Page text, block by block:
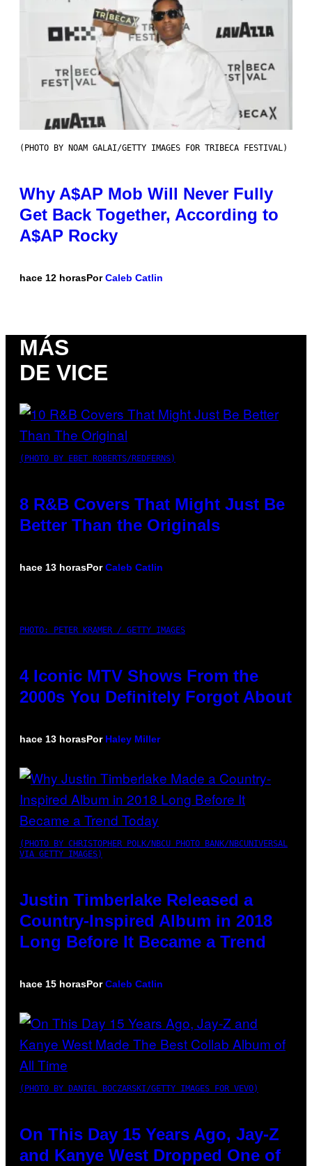
(PHOTO BY NOAM GALAI/GETTY IMAGES FOR TRIBECA FESTIVAL)
Why A$AP Mob Will Never Fully
Get Back Together, According to
A$AP Rocky
hace 12 horasPorCaleb Catlin
MÁS
DE VICE
(PHOTO BY EBET ROBERTS/REDFERNS)
8 R&B Covers That Might Just Be
Better Than the Originals
hace 13 horasPorCaleb Catlin
PHOTO: PETER KRAMER / GETTY IMAGES
4 Iconic MTV Shows From the
2000s You Definitely Forgot About
hace 13 horasPor Haley Miller
(PHOTO BY CHRISTOPHER POLK/NBCU PHOTO BANK/NBCUNIVERSAL
VIA GETTY IMAGES)
Justin Timberlake Released a
Country-Inspired Album in 2018
Long Before It Became a Trend
hace 15 horasPorCaleb Catlin
(PHOTO BY DANIEL BOCZARSKI/GETTY IMAGES FOR VEVO)
On This Day 15 Years Ago, Jay-Z
and Kanye West Dropped One of